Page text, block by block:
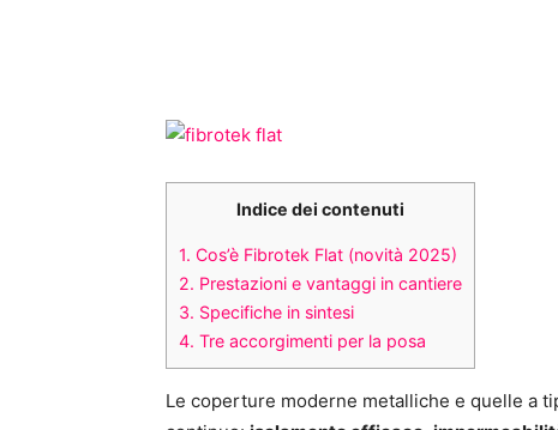
Indice dei contenuti
1. Cos’è Fibrotek Flat (novità 2025)
2. Prestazioni e vantaggi in cantiere
3. Specifiche in sintesi
4. Tre accorgimenti per la posa
Le coperture moderne metalliche e quelle a